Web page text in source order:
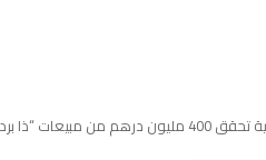
من مبيعات “ذا بردجز”